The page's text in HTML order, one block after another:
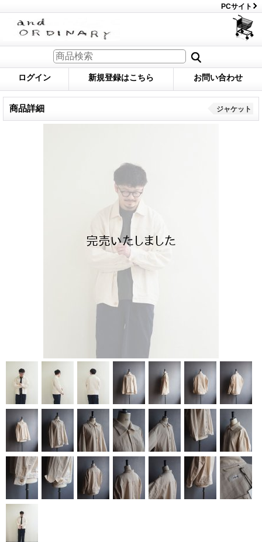
PCサイト
ログイン 新規登録はこちら お問い合わせ
商品詳細 ジャケット